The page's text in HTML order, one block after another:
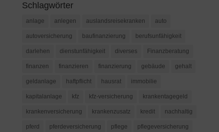
Schlagwörter
anlage anlegen auslandsreisekranken auto
autoversicherung baufinanzierung berufsunfähigkeit
darlehen dienstunfähigkeit diverses Finanzberatung
finanzen finanzieren finanzierung gebäude gehalt
geldanlage haftpflicht hausrat immobilie
kapitalanlage kfz kfz-versicherung krankentagegeld
krankenversicherung krankenzusatz kredit nachhaltig
pferd pferdeversicherung pflege pflegeversicherung